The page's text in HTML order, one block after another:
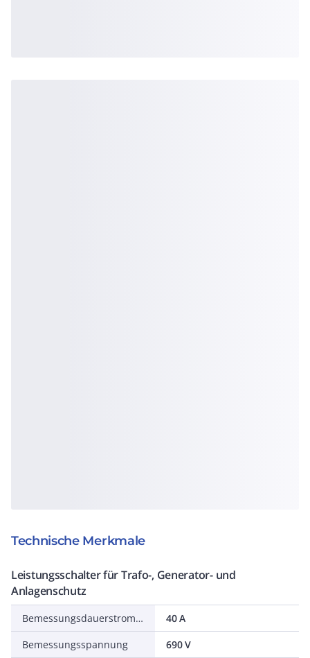
Technische Merkmale
Leistungsschalter für Trafo-, Generator- und
Anlagenschutz
Bemessungsdauerstrom Iu
40 A
Bemessungsspannung
690 V